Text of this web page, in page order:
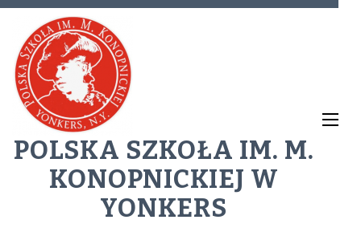
POLSKA SZKOŁA IM. M.
KONOPNICKIEJ W
YONKERS